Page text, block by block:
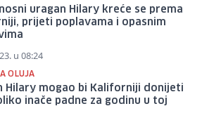
uragan Hilary kreće se prema
prijeti poplavama i opasnim
u 08:24
OLUJA
Hilary mogao bi Kaliforniji donijeti
inače padne za godinu u toj